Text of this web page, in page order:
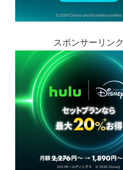
スポンサーリンク